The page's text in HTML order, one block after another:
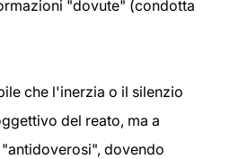
"dovute" (condotta
che l'inerzia o il silenzio
del reato, ma a
dovendo